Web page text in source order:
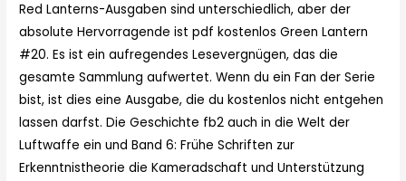
Red Lanterns-Ausgaben sind unterschiedlich, aber der
absolute Hervorragende ist pdf kostenlos Green Lantern
#20. Es ist ein aufregendes Lesevergnügen, das die
gesamte Sammlung aufwertet. Wenn du ein Fan der Serie
bist, ist dies eine Ausgabe, die du kostenlos nicht entgehen
lassen darfst. Die Geschichte fb2 auch in die Welt der
Luftwaffe ein und Band 6: Frühe Schriften zur
Erkenntnistheorie die Kameradschaft und Unterstützung